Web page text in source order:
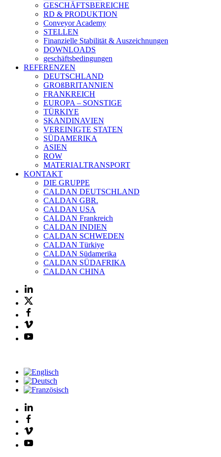
GESCHÄFTSBEREICHE
RD & PRODUKTION
Conveyor Academy
STELLEN
Finanzielle Stabilität & Auszeichnungen
DOWNLOADS
geschäftsbedingungen
REFERENZEN
DEUTSCHLAND
GROßBRITANNIEN
FRANKREICH
EUROPA – SONSTIGE
TÜRKIYE
SKANDINAVIEN
VEREINIGTE STATEN
SÜDAMERIKA
ASIEN
ROW
MATERIALTRANSPORT
KONTAKT
DIE GRUPPE
CALDAN DEUTSCHLAND
CALDAN GBR.
CALDAN USA
CALDAN Frankreich
CALDAN INDIEN
CALDAN SCHWEDEN
CALDAN Türkiye
CALDAN Südamerika
CALDAN SÜDAFRIKA
CALDAN CHINA